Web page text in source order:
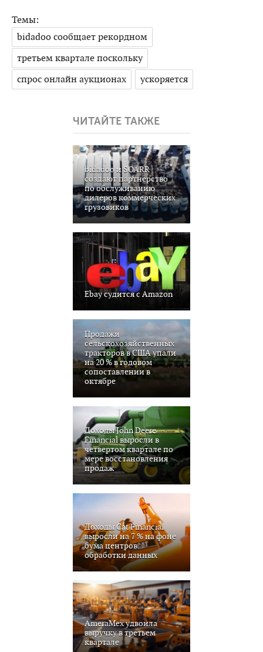
Темы:
bidadoo сообщает рекордном
третьем квартале поскольку
спрос онлайн аукционах
ускоряется
ЧИТАЙТЕ ТАКЖЕ
bidadoo и SOARR
создают партнерство
по обслуживанию
дилеров коммерческих
грузовиков
Ebay судится с Amazon
Продажи
сельскохозяйственных
тракторов в США упали
на 20 % в годовом
сопоставлении в
октябре
Доходы John Deere
Financial выросли в
четвертом квартале по
мере восстановления
продаж
Доходы Cat Financial
выросли на 7 % на фоне
бума центров
обработки данных
AmeraMex удвоила
выручку в третьем
квартале